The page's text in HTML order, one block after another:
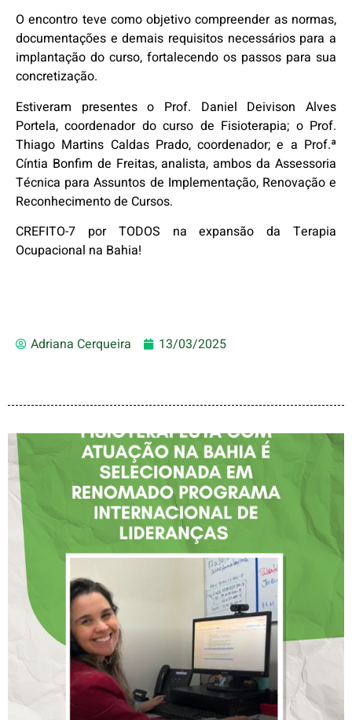
O encontro teve como objetivo compreender as normas,
documentações e demais requisitos necessários para a
implantação do curso, fortalecendo os passos para sua
concretização.
Estiveram presentes o Prof. Daniel Deivison Alves
Portela, coordenador do curso de Fisioterapia; o Prof.
Thiago Martins Caldas Prado, coordenador; e a Prof.ª
Cíntia Bonfim de Freitas, analista, ambos da Assessoria
Técnica para Assuntos de Implementação, Renovação e
Reconhecimento de Cursos.
CREFITO-7 por TODOS na expansão da Terapia
Ocupacional na Bahia!
Adriana Cerqueira 13/03/2025
FISIOTERAPEUTA COM
ATUAÇÃO NA BAHIA É
SELECIONADA EM
RENOMADO PROGRAMA
INTERNACIONAL DE
LIDERANÇAS